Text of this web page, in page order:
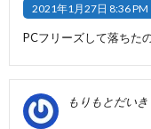
2021年1月27日 8:36 PM
PCフリーズして落ちた
もりもとだいき